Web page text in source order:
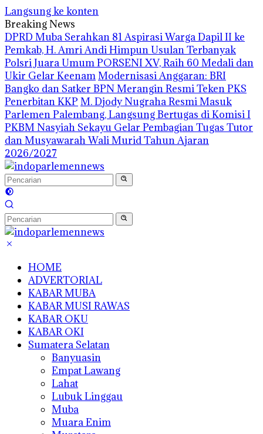
Langsung ke konten
Breaking News
DPRD Muba Serahkan 81 Aspirasi Warga Dapil II ke
Pemkab, H. Amri Andi Himpun Usulan Terbanyak
Polsri Juara Umum PORSENI XV, Raih 60 Medali dan
Ukir Gelar KeenamModernisasi Anggaran: BRI
Bangko dan Satker BPN Merangin Resmi Teken PKS
Penerbitan KKP M. Djody Nugraha Resmi Masuk
Parlemen Palembang, Langsung Bertugas di Komisi I
PKBM Nasyiah Sekayu Gelar Pembagian Tugas Tutor
dan Musyawarah Wali Murid Tahun Ajaran
2026/2027
HOME
ADVERTORIAL
KABAR MUBA
KABAR MUSI RAWAS
KABAR OKU
KABAR OKI
Sumatera Selatan
Banyuasin
Empat Lawang
Lahat
Lubuk Linggau
Muba
Muara Enim